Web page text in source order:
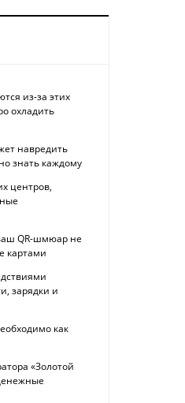
из-за этих
охладить
навредить
знать каждому
центров,
QR-шмюар не
картами
зарядки и
как
«Золотой